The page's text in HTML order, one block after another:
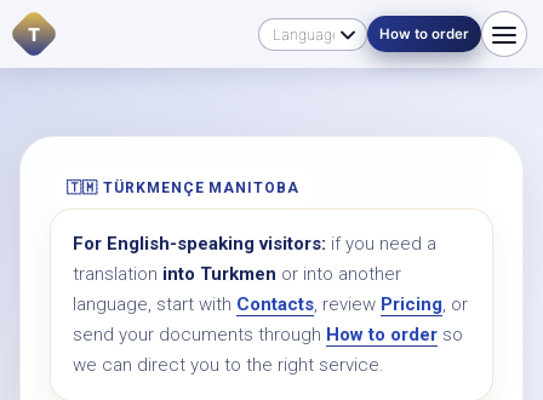
T How to order
🇹🇲 TÜRKMENÇE MANITOBA
For English-speaking visitors: if you need a
translation into Turkmen or into another
language, start with Contacts, review Pricing, or
send your documents through How to order so
we can direct you to the right service.